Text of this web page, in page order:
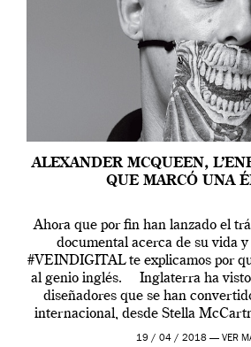
ALEXANDER MCQUEEN,
QUE MARCÓ UNA
Ahora que por fin han lanzado el
documental acerca de su vida
#VEINDIGITAL te explicamos por
al genio inglés. Inglaterra ha visto
diseñadores que se han
internacional, desde Stella
Westwood pasando
19 / 04 / 2018 — VER